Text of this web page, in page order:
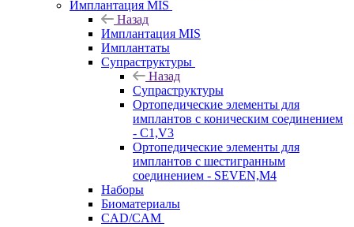
Имплантация MIS
Назад
Имплантация MIS
Имплантаты
Супраструктуры
Назад
Супраструктуры
Ортопедические элементы для
имплантов с коническим соединением
- C1,V3
Ортопедические элементы для
имплантов с шестигранным
соединением - SEVEN,M4
Наборы
Биоматериалы
CAD/CAM